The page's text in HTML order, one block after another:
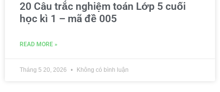
20 Câu trắc nghiệm toán Lớp 5 cuối
học kì 1 – mã đề 005
READ MORE »
Tháng 5 20, 2026 Không có bình luận